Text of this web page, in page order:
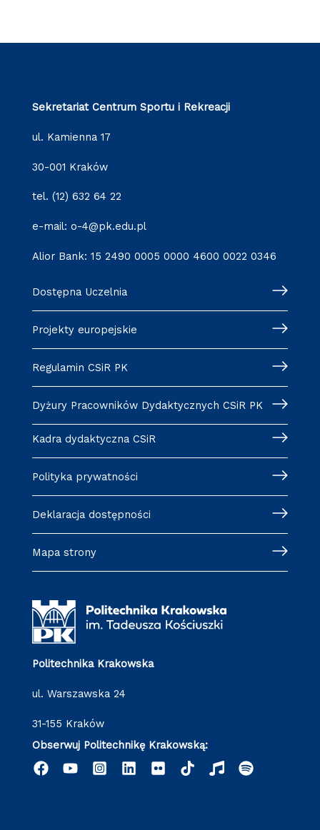
Sekretariat Centrum Sportu i Rekreacji
ul. Kamienna 17
30-001 Kraków
tel. (12) 632 64 22
e-mail: o-4@pk.edu.pl
Alior Bank: 15 2490 0005 0000 4600 0022 0346
Dostępna Uczelnia
Projekty europejskie
Regulamin CSiR PK
Dyżury Pracowników Dydaktycznych CSiR PK
Kadra dydaktyczna CSiR
Polityka prywatności
Deklaracja dostępności
Mapa strony
Politechnika Krakowska
ul. Warszawska 24
31-155 Kraków
Obserwuj Politechnikę Krakowską: